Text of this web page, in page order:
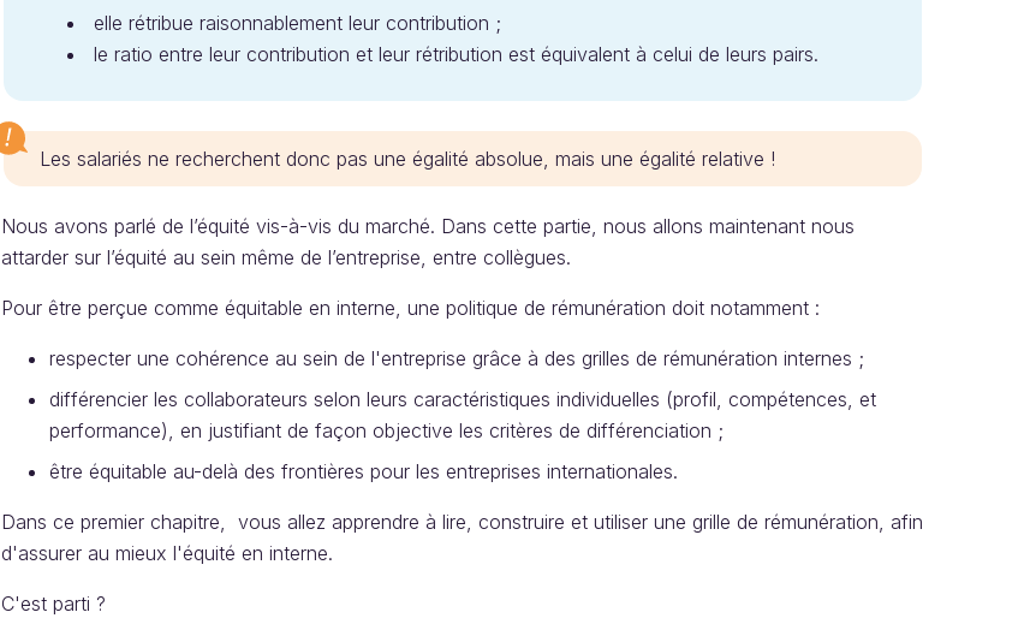
elle rétribue raisonnablement leur contribution ;
le ratio entre leur contribution et leur rétribution est équivalent à celui de leurs pairs.
Les salariés ne recherchent donc pas une égalité absolue, mais une égalité relative !
Nous avons parlé de l’équité vis-à-vis du marché. Dans cette partie, nous allons maintenant nous
attarder sur l’équité au sein même de l’entreprise, entre collègues.
Pour être perçue comme équitable en interne, une politique de rémunération doit notamment :
respecter une cohérence au sein de l'entreprise grâce à des grilles de rémunération internes ;
différencier les collaborateurs selon leurs caractéristiques individuelles (profil, compétences, et
performance), en justifiant de façon objective les critères de différenciation ;
être équitable au-delà des frontières pour les entreprises internationales.
Dans ce premier chapitre, vous allez apprendre à lire, construire et utiliser une grille de rémunération, afin
d'assurer au mieux l'équité en interne.
C'est parti ?